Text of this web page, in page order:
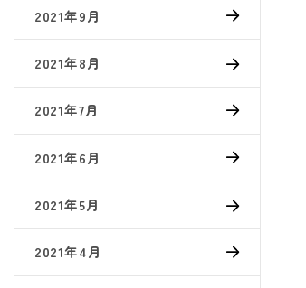
2021年9月
2021年8月
2021年7月
2021年6月
2021年5月
2021年4月